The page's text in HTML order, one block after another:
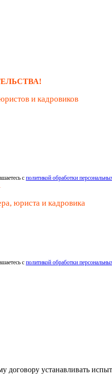
и кадровиков
с политикой обработки
юриста и кадровика
с политикой обработки
договору устанавливать